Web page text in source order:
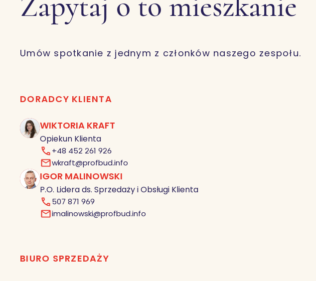
Umów spotkanie z jednym z członków naszego zespołu.
DORADCY KLIENTA
WIKTORIA KRAFT
Opiekun Klienta
+48 452 261 926
wkraft@profbud.info
IM IGOR MALINOWSKI
P.O. Lidera ds. Sprzedaży i Obsługi Klienta
507 871 969
imalinowski@profbud.info
BIURO SPRZEDAŻY